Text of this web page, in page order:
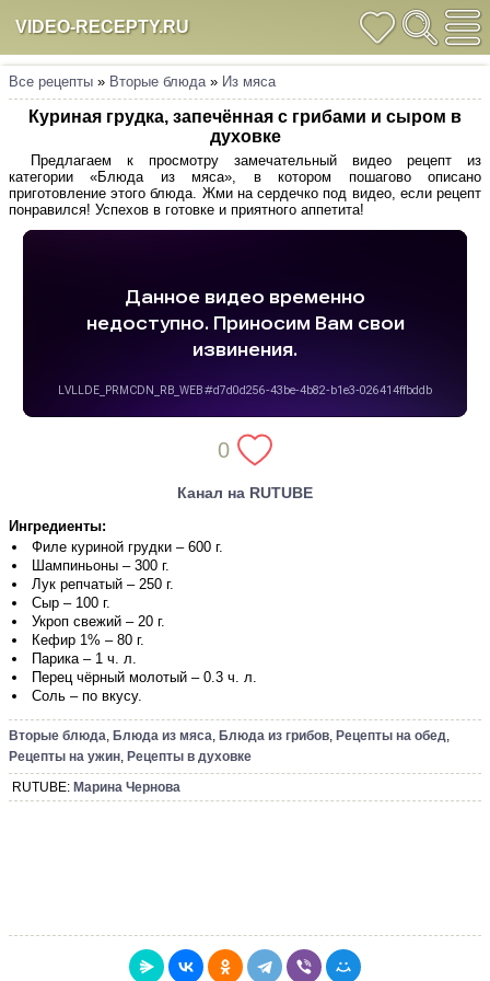
VIDEO-RECEPTY.RU
Все рецепты » Вторые блюда» Из мяса
Куриная грудка, запечённая с грибами и сыром в
духовке
Предлагаем к просмотру замечательный видео рецепт из
категории «Блюда из мяса», в котором пошагово описано
приготовление этого блюда. Жми на сердечко под видео, если рецепт
понравился! Успехов в готовке и приятного аппетита!
0
Канал на RUTUBE
Ингредиенты:
Филе куриной грудки – 600 г.
Шампиньоны – 300 г.
Лук репчатый – 250 г.
Сыр – 100 г.
Укроп свежий – 20 г.
Кефир 1% – 80 г.
Парика – 1 ч. л.
Перец чёрный молотый – 0.3 ч. л.
Соль – по вкусу.
Вторые блюда, Блюда из мяса, Блюда из грибов, Рецепты на обед,
Рецепты на ужин, Рецепты в духовке
RUTUBE: Марина Чернова